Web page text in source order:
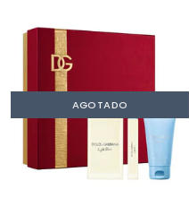
AGOTADO